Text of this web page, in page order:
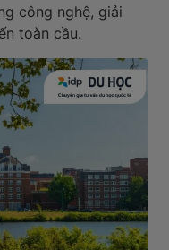
công nghệ, giải
toàn cầu.